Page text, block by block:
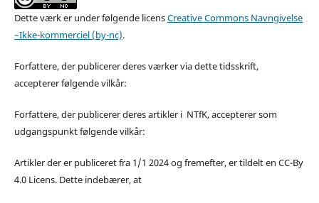
Dette værk er under følgende licensCreative Commons Navngivelse
–Ikke-kommerciel (by-nc).
Forfattere, der publicerer deres værker via dette tidsskrift,
accepterer følgende vilkår:
Forfattere, der publicerer deres artikler i NTfK, accepterer som
udgangspunkt følgende vilkår:
Artikler der er publiceret fra 1/1 2024 og fremefter, er tildelt en CC-By
4.0 Licens. Dette indebærer, at